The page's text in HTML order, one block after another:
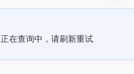
正在查询中，请刷新重试